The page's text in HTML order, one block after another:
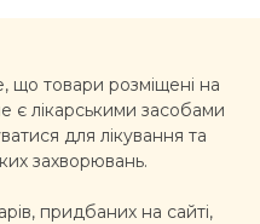
що товари розміщені на
є лікарськими засобами
для лікування та
захворювань.
придбаних на сайті,